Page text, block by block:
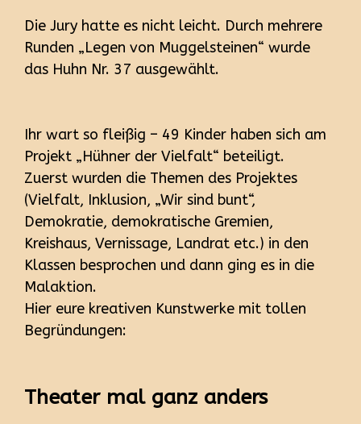
Die Jury hatte es nicht leicht. Durch mehrere
Runden „Legen von Muggelsteinen“ wurde
das Huhn Nr. 37 ausgewählt.
Ihr wart so fleißig – 49 Kinder haben sich am
Projekt „Hühner der Vielfalt“ beteiligt.
Zuerst wurden die Themen des Projektes
(Vielfalt, Inklusion, „Wir sind bunt“,
Demokratie, demokratische Gremien,
Kreishaus, Vernissage, Landrat etc.) in den
Klassen besprochen und dann ging es in die
Malaktion.
Hier eure kreativen Kunstwerke mit tollen
Begründungen:
Theater mal ganz anders